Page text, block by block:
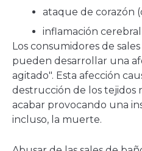
ataque de corazón
inflamación cerebral
Los consumidores de
pueden desarrollar una
agitado". Esta afección
destrucción de los tejidos
acabar provocando una
incluso, la muerte.